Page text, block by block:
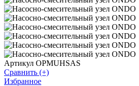
Артикул OPMUHSAS
Сравнить (+)
Избранное